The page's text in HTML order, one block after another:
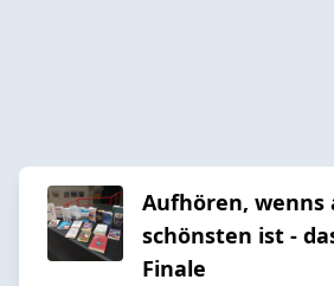
Aufhören, wenns
schönsten ist -
Finale